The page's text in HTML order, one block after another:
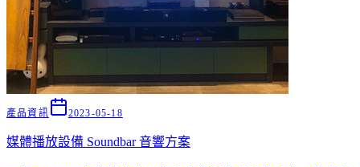
產品資訊 2023-05-18
媒體播放設備 Soundbar 音響方案